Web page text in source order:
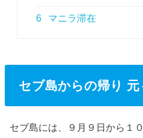
6 マニラ滞在
セブ島からの帰り
セブ島には、９月９日から１